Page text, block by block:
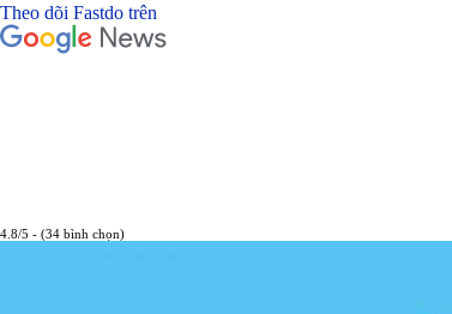
Theo dõi Fastdo trên
4.8/5 - (34 bình chọn)